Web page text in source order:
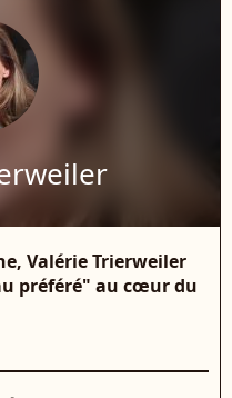
Valérie Trierweiler
préféré" au cœur du